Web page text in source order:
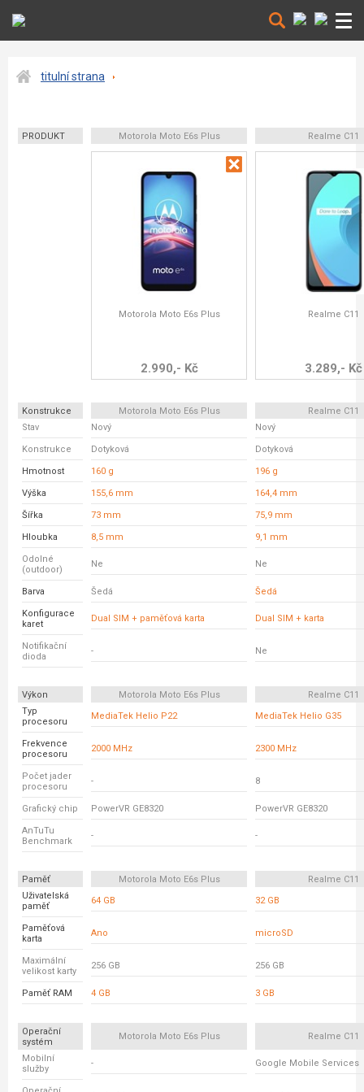
titulní strana
PRODUKT Motorola Moto E6s Plus Realme C11
Motorola Moto E6s Plus
2.990,- Kč
Realme C11
3.289,- Kč
Konstrukce Motorola Moto E6s Plus
Realme C11
Stav
Nový Nový
Konstrukce Dotyková Dotyková
Hmotnost 160 g 196 g
Výška 155,6 mm 164,4 mm
Šířka 73 mm 75,9 mm
Hloubka 8,5 mm 9,1 mm
Odolné
(outdoor)
Ne Ne
Barva Šedá Šedá
Konfigurace
karet
Dual SIM + paměťová karta Dual SIM + karta
Notifikační
dioda
- Ne
Výkon Motorola Moto E6s Plus
Realme C11
Typ
procesoru
MediaTek Helio P22 MediaTek Helio G35
Frekvence
procesoru
2000 MHz 2300 MHz
Počet jader
procesoru
- 8
Grafický chip PowerVR GE8320 PowerVR GE8320
AnTuTu
Benchmark
- -
Paměť Motorola Moto E6s Plus
Realme C11
Uživatelská
paměť
64 GB 32 GB
Paměťová
karta
Ano microSD
Maximální
velikost karty
256 GB 256 GB
Paměť RAM 4 GB 3 GB
Operační
systém
Motorola Moto E6s Plus Realme C11
Mobilní
služby
- Google Mobile Services